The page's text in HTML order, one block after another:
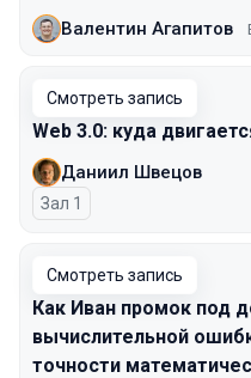
Валентин Агапитов
Смотреть запись
Web 3.0: куда
Даниил Швецов
Зал 1
Смотреть запись
Как Иван промок под
вычислительной
точности